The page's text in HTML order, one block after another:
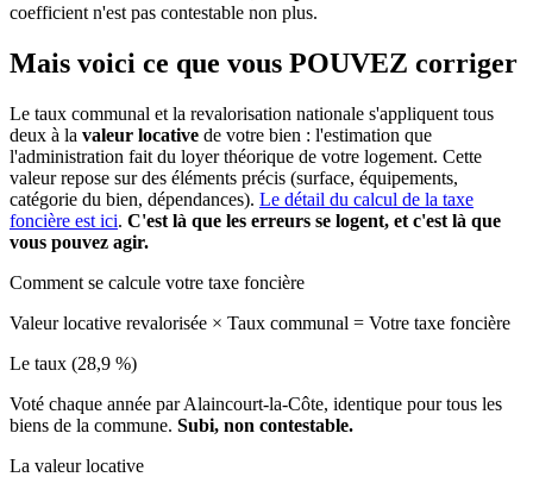
coefficient n'est pas contestable non plus.
Mais voici ce que vous POUVEZ corriger
Le taux communal et la revalorisation nationale s'appliquent tous
deux à la valeur locative de votre bien : l'estimation que
l'administration fait du loyer théorique de votre logement. Cette
valeur repose sur des éléments précis (surface, équipements,
catégorie du bien, dépendances). Le détail du calcul de la taxe
foncière est ici. C'est là que les erreurs se logent, et c'est là que
vous pouvez agir.
Comment se calcule votre taxe foncière
Valeur locative revalorisée × Taux communal = Votre taxe foncière
Le taux (28,9 %)
Voté chaque année par Alaincourt-la-Côte, identique pour tous les
biens de la commune. Subi, non contestable.
La valeur locative